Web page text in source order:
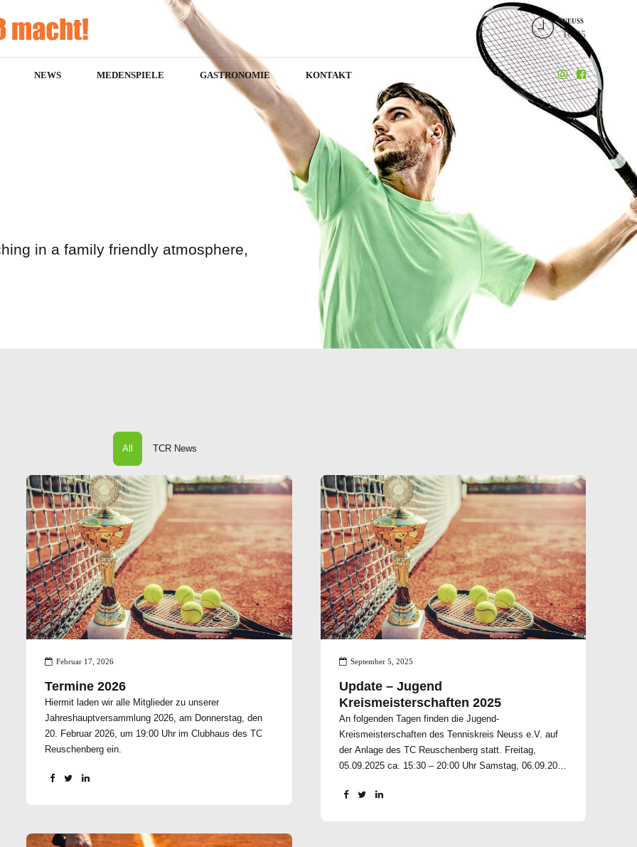
NEUSS
16:25
NEWS MEDENSPIELE GASTRONOMIE KONTAKT
in a family friendly atmosphere,
All TCR News
Februar 17, 2026
Termine 2026
Hiermit laden wir alle Mitglieder zu unserer
Jahreshauptversammlung 2026, am Donnerstag, den
20. Februar 2026, um 19:00 Uhr im Clubhaus des TC
Reuschenberg ein.
September 5, 2025
Update – Jugend
Kreismeisterschaften 2025
An folgenden Tagen finden die Jugend-
Kreismeisterschaften des Tenniskreis Neuss e.V. auf
der Anlage des TC Reuschenberg statt. Freitag,
05.09.2025 ca. 15:30 – 20:00 Uhr Samstag, 06.09.2025
12.09.2025 ca. 15:30 - 20:00 Uhr Samstag, 13.09.2025